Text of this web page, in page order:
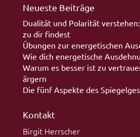
Neueste Beiträge
Dualität und Polarität
zu dir findest
Übungen zur energetischen
Wie dich energetische
Warum es besser ist zu
ärgern
Die fünf Aspekte des
Kontakt
Birgit Herrscher